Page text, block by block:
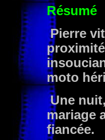
Résumé
Pierre
moto
Une
mariage
fiancée.